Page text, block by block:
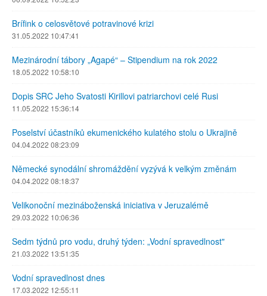
Brífink o celosvětové potravinové krizi
31.05.2022 10:47:41
Mezinárodní tábory „Agapé“ – Stipendium na rok 2022
18.05.2022 10:58:10
Dopis SRC Jeho Svatosti Kirillovi patriarchovi celé Rusi
11.05.2022 15:36:14
Poselství účastníků ekumenického kulatého stolu o Ukrajině
04.04.2022 08:23:09
Německé synodální shromáždění vyzývá k velkým změnám
04.04.2022 08:18:37
Velikonoční mezináboženská iniciativa v Jeruzalémě
29.03.2022 10:06:36
Sedm týdnů pro vodu, druhý týden: „Vodní spravedlnost"
21.03.2022 13:51:35
Vodní spravedlnost dnes
17.03.2022 12:55:11